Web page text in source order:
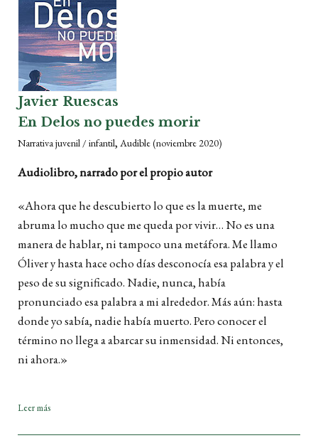
Javier Ruescas
En Delos no puedes morir
Narrativa juvenil / infantil, Audible(noviembre 2020)
Audiolibro, narrado por el propio autor
«Ahora que he descubierto lo que es la muerte, me
abruma lo mucho que me queda por vivir… No es una
manera de hablar, ni tampoco una metáfora. Me llamo
Óliver y hasta hace ocho días desconocía esa palabra y el
peso de su significado. Nadie, nunca, había
pronunciado esa palabra a mi alrededor. Más aún: hasta
donde yo sabía, nadie había muerto. Pero conocer el
término no llega a abarcar su inmensidad. Ni entonces,
ni ahora.»
Leer más